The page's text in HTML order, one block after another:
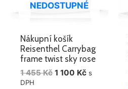
NEDOSTUPNÉ
Nákupní košík
Reisenthel Carrybag
frame twist sky rose
1 455Kč 1 100 Kč s
DPH